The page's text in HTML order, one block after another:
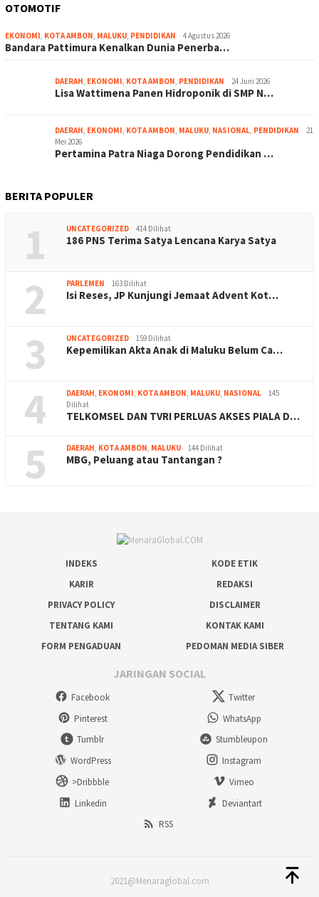
OTOMOTIF
EKONOMI, KOTA AMBON, MALUKU, PENDIDIKAN 4 Agustus 2026
Bandara Pattimura Kenalkan Dunia Penerba…
DAERAH, EKONOMI, KOTA AMBON, PENDIDIKAN 24 Juni 2026
Lisa Wattimena Panen Hidroponik di SMP N…
DAERAH, EKONOMI, KOTA AMBON, MALUKU, NASIONAL, PENDIDIKAN
21
Mei 2026
Pertamina Patra Niaga Dorong Pendidikan …
BERITA POPULER
1 UNCATEGORIZED 414 Dilihat
186 PNS Terima Satya Lencana Karya Satya
2 PARLEMEN 163 Dilihat
Isi Reses, JP Kunjungi Jemaat Advent Kot…
3 UNCATEGORIZED 159 Dilihat
Kepemilikan Akta Anak di Maluku Belum Ca…
4 DAERAH, EKONOMI, KOTA AMBON, MALUKU, NASIONAL
145
Dilihat
TELKOMSEL DAN TVRI PERLUAS AKSES PIALA D…
5 DAERAH, KOTA AMBON, MALUKU 144 Dilihat
MBG, Peluang atau Tantangan ?
INDEKS
KODE ETIK
KARIR
REDAKSI
PRIVACY POLICY
DISCLAIMER
TENTANG KAMI
KONTAK KAMI
FORM PENGADUAN
PEDOMAN MEDIA SIBER
JARINGAN SOCIAL
Facebook
Twitter
Pinterest
WhatsApp
Tumblr
Stumbleupon
WordPress
Instagram
>Dribbble
Vimeo
Linkedin
Deviantart
RSS
2021@Menaraglobal.com